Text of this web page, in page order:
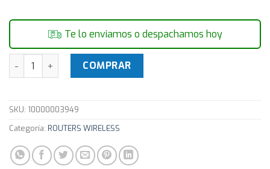
Te lo enviamos o despachamos hoy
Router WIFI TP-LINK Archer AX10 Dual Band 802.11ax
COMPRAR
SKU: 10000003949
Categoría: ROUTERS WIRELESS